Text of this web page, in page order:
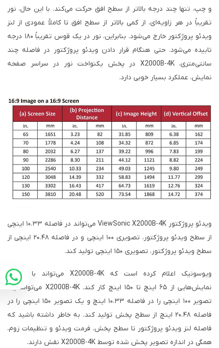
و چپ، تنها چند درجه بالاتر از سطح افق حرکت می‌کند. با این حال، نور
تقریباً در هر زاویه‌ای، از کمی بالاتر از سطح افق تا کاملاً عمودی از لنز
ویدئو پروژکتور خارج می‌شود. بنابراین، نور در یک قوس تقریباً ۱۸۰ درجه
تابیده می‌شود. حتی هنگام قرار دادن ویدئو پروژکتور در فاصله چند
سانتی‌متری، X2000B-4K در پخش یکنواخت نور در سراسر صفحه
نمایش، عملکرد بسیار خوبی دارد.
ویدئو پروژکتور ViewSonic X2000B-4K می‌تواند در فاصله ۱۰.۳۳ اینچی
از سطح ویدئو پروژکتور، تصویری ۱۰۰ اینچی و در فاصله ۲۰.۴۸ اینچی از
سطح ویدئو پروژکتور، تصویری ۱۵۰ اینچی تولید کند.
ویوسونیک اعلام کرده است که X2000B-4K می‌تواند با صفحه
نمایش‌هایی از ۶۵ اینچ تا ۱۵۰ اینچ کار کند. X2000B-4K می‌تواند یک
تصویر ۱۰۰ اینچی را در فاصله ۱۰.۳۳ اینچ و یک تصویر ۱۵۰ اینچی را در
فاصله ۲۰.۴۸ اینچ از سطح پخش تولید کند. به خاطر داشته باشید که
فاصله لنز ویدئو پروژکتور تا سطح پخش، فرمت ویدئو و تنظیمات زوم،
همگی در اندازه تصویر پخش شده توسط X2000B-4K نقش دارند.